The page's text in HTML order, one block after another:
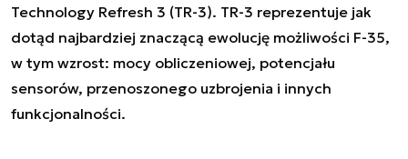
Technology Refresh 3 (TR-3). TR-3 reprezentuje jak
dotąd najbardziej znaczącą ewolucję możliwości F-35,
w tym wzrost: mocy obliczeniowej, potencjału
sensorów, przenoszonego uzbrojenia i innych
funkcjonalności.